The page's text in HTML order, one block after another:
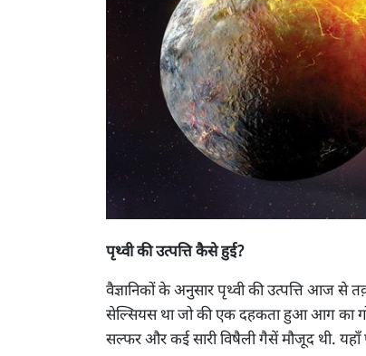
पृथ्वी की उत्पत्ति कैसे हुई?
वैज्ञानिकों के अनुसार पृथ्वी की उत्पत्ति आज से
सेल्सियस था जो की एक दहकता हुआ आग का
सल्फर और कई सारी विषैली गैसें मौजूद थी. यहाँ